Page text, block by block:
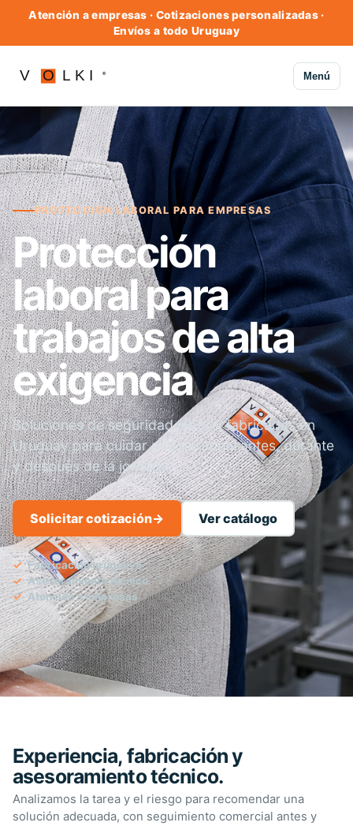
Atención a empresas · Cotizaciones personalizadas ·
Envíos a todo Uruguay
Menú
PROTECCIÓN LABORAL PARA EMPRESAS
Protección
laboral para
trabajos de alta
exigencia
Soluciones de seguridad laboral fabricadas en
Uruguay para cuidar a tu personal antes, durante
y después de la jornada.
Solicitar cotización→ Ver catálogo
Fabricación uruguaya
Asesoramiento técnico
Atención a empresas
Experiencia, fabricación y
asesoramiento técnico.
Analizamos la tarea y el riesgo para recomendar una
solución adecuada, con seguimiento comercial antes y